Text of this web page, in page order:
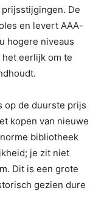
De
en levert AAA-
hogere niveaus
eerlijk om te
op de duurste prijs
kopen van nieuwe
bibliotheek
je zit niet
Dit is een grote
gezien dure